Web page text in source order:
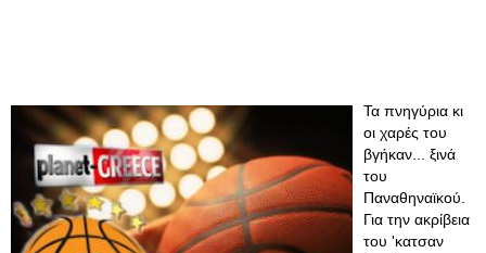
Τα πνηγύρια κι
οι χαρές του
βγήκαν... ξινά
του
Παναθηναϊκού.
Για την ακρίβεια
του 'κατσαν